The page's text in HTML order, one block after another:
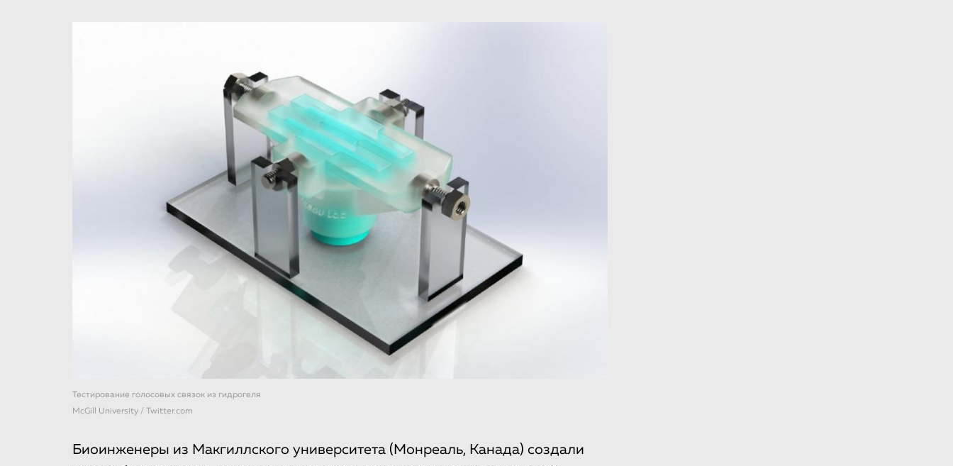
Тестирование голосовых связок из гидрогеля
McGill University / Twitter.com
Биоинженеры из Макгиллского университета (Монреаль, Канада) создали